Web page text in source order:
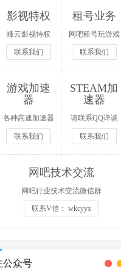
影视特权
峰云影视特权
联系我们
租号业务
网吧租号玩游戏
分成
联系我们
游戏加速
器
各种高速加速器
联系我们
STEAM加
速器
请联系QQ详谈
联系我们
网吧技术交流
网吧行业技术交流微信群
联系V信： wkcyyx
公众号